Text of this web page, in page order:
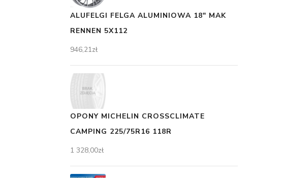
ALUFELGI FELGA ALUMINIOWA 18" MAK
RENNEN 5X112
946,21zł
OPONY MICHELIN CROSSCLIMATE
CAMPING 225/75R16 118R
1 328,00zł